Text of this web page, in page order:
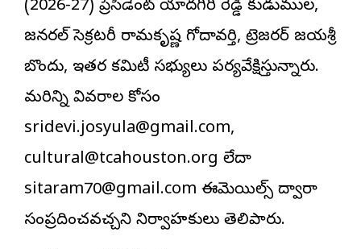
(2026-27) ప్రెసిడెంట్ యాదగిరి రెడ్డి కుడుముల,
జనరల్ సెక్రటరీ రామకృష్ణ గోదావర్తి, ట్రెజరర్ జయశ్రీ
బొందు, ఇతర కమిటీ సభ్యులు పర్యవేక్షిస్తున్నారు.
మరిన్ని వివరాల కోసం
sridevi.josyula@gmail.com,
cultural@tcahouston.org లేదా
sitaram70@gmail.com ఈమెయిల్స్ ద్వారా
సంప్రదించవచ్చని నిర్వాహకులు తెలిపారు.